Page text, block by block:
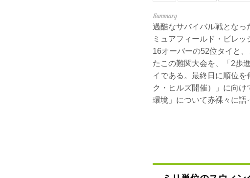
過酷なサバイバル戦となっ
ミュアフィールド・ビレ
16オーバーの52位タイと
たこの難関大会を、「2歩
イである。最終日に順位
ク・ヒルズ開催）」に向
環境」について赤裸々に語